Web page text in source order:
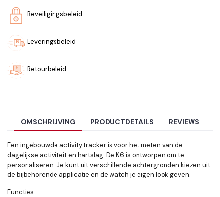
Beveiligingsbeleid
Leveringsbeleid
Retourbeleid
OMSCHRIJVING PRODUCTDETAILS REVIEWS
Een ingebouwde activity tracker is voor het meten van de
dagelijkse activiteit en hartslag. De K6 is ontworpen om te
personaliseren. Je kunt uit verschillende achtergronden kiezen uit
de bijbehorende applicatie en de watch je eigen look geven.
Functies: